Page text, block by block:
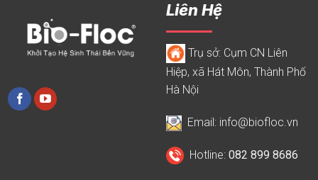
Liên Hệ
Trụ sở: Cụm CN Liên
Hiệp, xã Hát Môn, Thành Phố
Hà Nội
Email: info@biofloc.vn
Hotline: 082 899 8686